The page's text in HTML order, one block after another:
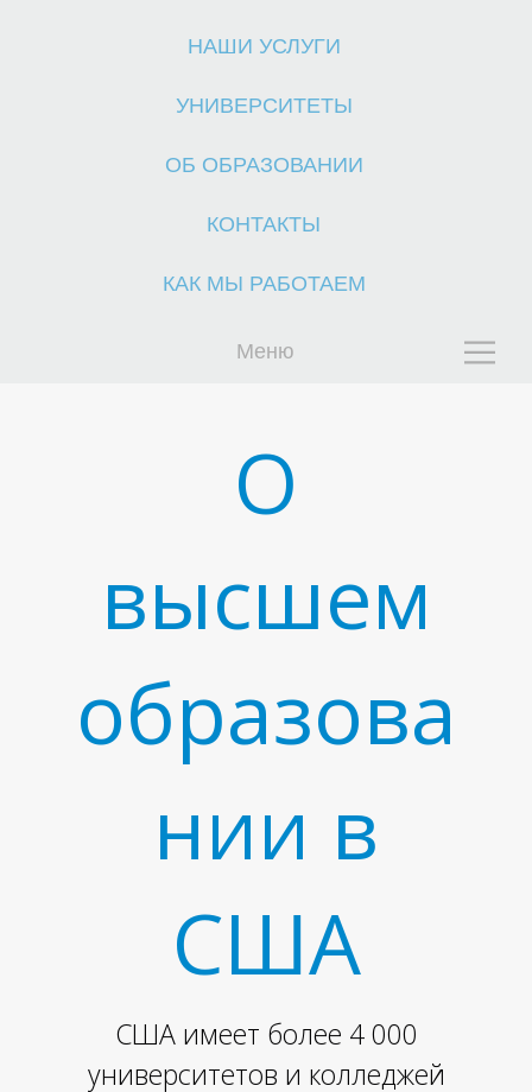
НАШИ УСЛУГИ
УНИВЕРСИТЕТЫ
ОБ ОБРАЗОВАНИИ
КОНТАКТЫ
КАК МЫ РАБОТАЕМ
Меню
С
Т
О
высшем
образова
нии в
США
США имеет более 4 000
университетов и колледжей